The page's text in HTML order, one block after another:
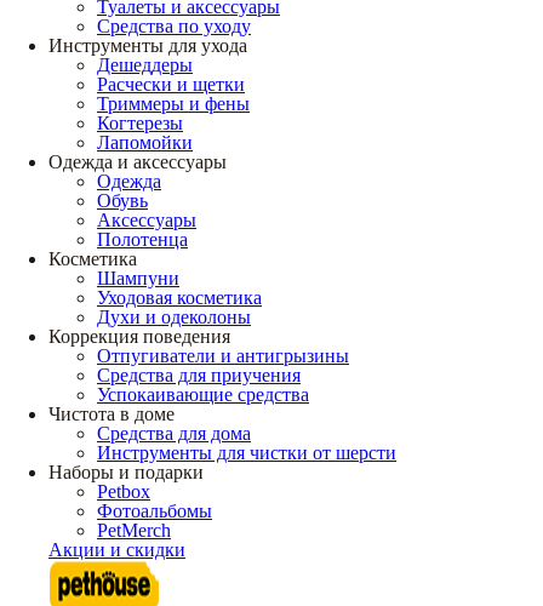
Туалеты и аксессуары
Средства по уходу
Инструменты для ухода
Дешеддеры
Расчески и щетки
Триммеры и фены
Когтерезы
Лапомойки
Одежда и аксессуары
Одежда
Обувь
Аксессуары
Полотенца
Косметика
Шампуни
Уходовая косметика
Духи и одеколоны
Коррекция поведения
Отпугиватели и антигрызины
Средства для приучения
Успокаивающие средства
Чистота в доме
Средства для дома
Инструменты для чистки от шерсти
Наборы и подарки
Petbox
Фотоальбомы
PetMerch
Акции и скидки